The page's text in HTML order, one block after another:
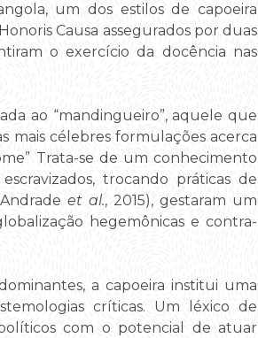
um dos estilos de capoeira
Causa assegurados por duas
o exercício da docência nas
ao “mandingueiro”, aquele que
mais célebres formulações acerca
Trata-se de um conhecimento
trocando práticas de
et al., 2015), gestaram um
hegemônicas e contra-
a capoeira institui uma
críticas. Um léxico de
com o potencial de atuar